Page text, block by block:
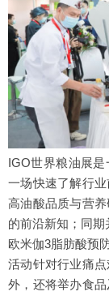
IGO世界粮油展
一场快速了解行
高油酸品质与营
的前沿新知；同
欧米伽3脂肪酸预
活动针对行业痛
外，还将举办食